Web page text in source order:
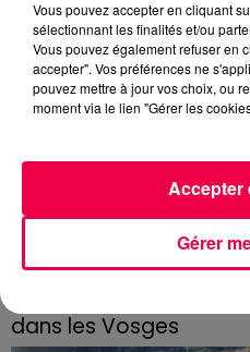
dans les Vosges
Vous pouvez accepter en cliquant
sélectionnant les finalités et/ou
Vous pouvez également refuser en
accepter". Vos préférences ne
pouvez mettre à jour vos choix, ou
moment via le lien "Gérer les
Gérer
Accepter